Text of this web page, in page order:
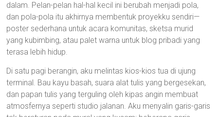
dalam. Pelan-pelan hal-hal kecil ini berubah menjadi pola,
dan pola-pola itu akhirnya membentuk proyekku sendiri—
poster sederhana untuk acara komunitas, sketsa murid
yang kubimbing, atau palet warna untuk blog pribadi yang
terasa lebih hidup.
Di satu pagi berangin, aku melintas kios-kios tua di ujung
terminal. Bau kayu basah, suara alat tulis yang bergesekan,
dan papan tulis yang terguling oleh kipas angin membuat
atmosfernya seperti studio jalanan. Aku menyalin garis-garis